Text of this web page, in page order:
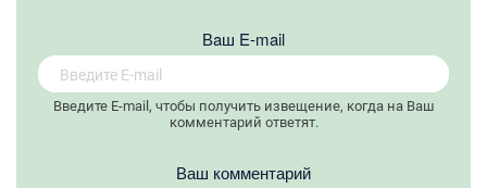
Вaш E-mail
Введите E-mail, чтобы получить извещение, когда на Ваш
комментарий ответят.
Ваш комментарий